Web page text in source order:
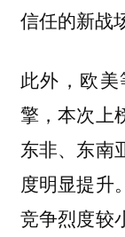
信任的新战
此外，欧
擎，本次上
东非、东南
度明显提升
竞争烈度较